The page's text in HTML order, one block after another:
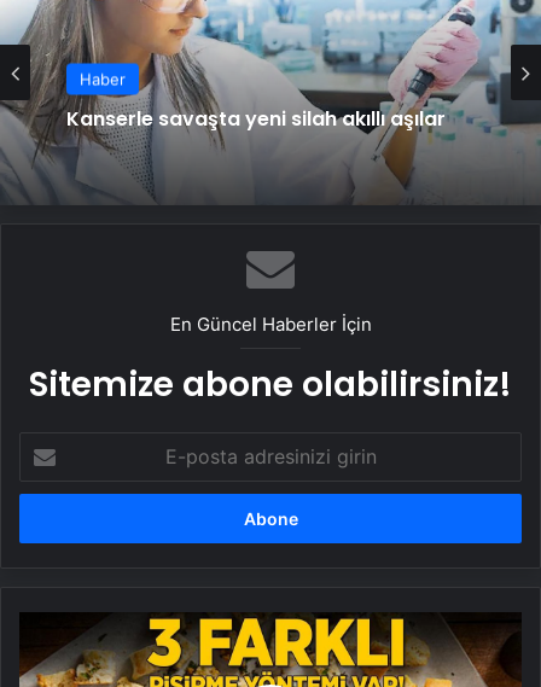
Haber
Kanserle savaşta yeni silah akıllı aşılar
En Güncel Haberler İçin
Sitemize abone olabilirsiniz!
posta
adresinizi
mayalı
ekmekten